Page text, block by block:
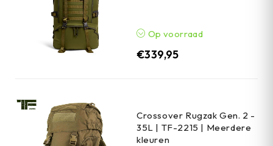
Op voorraad
€339,95
Crossover Rugzak Gen. 2 -
35L | TF-2215 | Meerdere
kleuren